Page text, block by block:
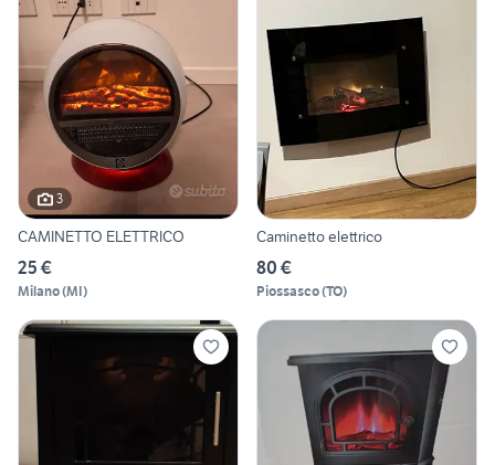
3
CAMINETTO ELETTRICO
25 €
Milano(MI)
Caminetto elettrico
80 €
Piossasco(TO)